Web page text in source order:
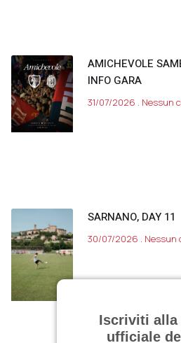
AMICHEVOLE
INFO GARA
31/07/2026 Nessun
SARNANO, DAY 11
30/07/2026 Nessun
Iscriviti alla
ufficiale